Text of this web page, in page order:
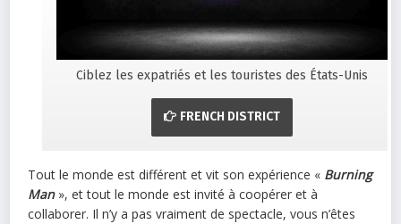
Ciblez les expatriés et les touristes des États-Unis
FRENCH DISTRICT
Tout le monde est différent et vit son expérience « Burning
Man», et tout le monde est invité à coopérer et à
collaborer. Il n’y a pas vraiment de spectacle, vous n’êtes